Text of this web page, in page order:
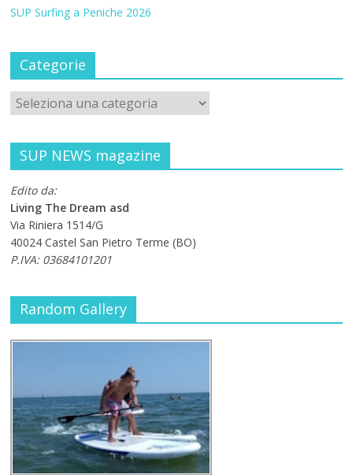
SUP Surfing a Peniche 2026
Categorie
SUP NEWS magazine
Edito da:
Living The Dream asd
Via Riniera 1514/G
40024 Castel San Pietro Terme (BO)
P.IVA: 03684101201
Random Gallery